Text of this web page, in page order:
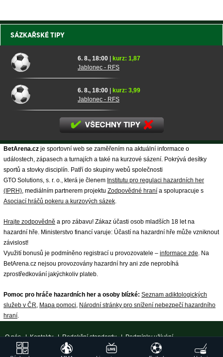
SÁZKAŘSKÉ TIPY
6. 8., 18:00 | kurz: 1,87
Jablonec - RFS
6. 8., 18:00 | kurz: 3,99
Jablonec - RFS
BetArena.cz je sportovní web se zaměřením na aktuální informace o
událostech, zápasech a turnajích a také na kurzové sázení. Pokrývá desítky
sportů a stovky disciplín. Patří do skupiny webů společnosti
GTO Solutions, s. r. o., která je členem Institutu pro regulaci hazardních her
(IPRH) , mediálním partnerem projektu Zodpovědné hraní a spolupracuje s
Asociací hráčů pokeru a kurzových sázek
Hrajte zodpovědně a pro zábavu! Zákaz účasti osob mladších 18 let na
hazardní hře. Ministerstvo financí varuje: Účastí na hazardní hře může vzniknout
závislost!
Využití bonusů je podmíněno registrací u provozovatele – informace zde . Na
BetArena.cz nejsou provozovány hazardní hry ani zde neprobíhá
zprostředkování jakýchkoliv plateb.
Pomoc pro hráče hazardních her a osoby blízké: Seznam adiktologických
služeb v ČR Mapa pomoci Národní stránky pro snížení nebezpečí hazardního
hraní
O nás|Kontakty|Redakční standardy|Podmínky užívání
Zpracování osobních údajů a cookies| 18+ Zodpovědné hraní | ©